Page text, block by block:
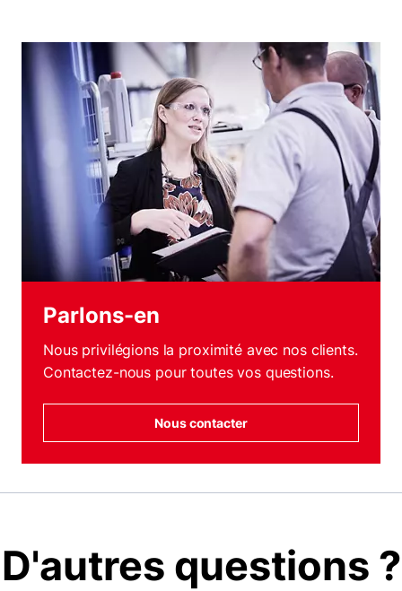
Parlons-en
Nous privilégions la proximité avec nos clients.
Contactez-nous pour toutes vos questions.
Nous contacter
D'autres questions ?